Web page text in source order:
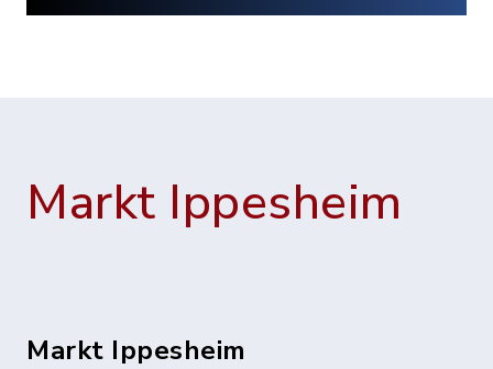
Markt Ippesheim
Markt Ippesheim